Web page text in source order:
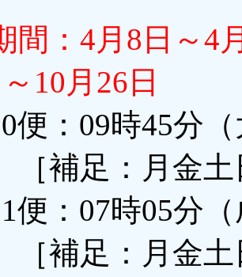
間：4月8日～4
10月26日
便：09時45分
［補足：月金
便：07時05分
［補足：月金